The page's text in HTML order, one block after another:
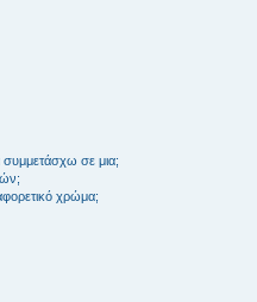
σε μια;
χρώμα;